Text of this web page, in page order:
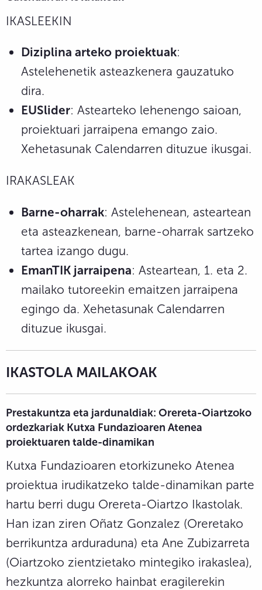
IKASLEEKIN
Diziplina arteko proiektuak:
Astelehenetik asteazkenera gauzatuko
dira.
EUSlider: Astearteko lehenengo saioan,
proiektuari jarraipena emango zaio.
Xehetasunak Calendarren dituzue ikusgai.
IRAKASLEAK
Barne-oharrak: Astelehenean, asteartean
eta asteazkenean, barne-oharrak sartzeko
tartea izango dugu.
EmanTIK jarraipena: Asteartean, 1. eta 2.
mailako tutoreekin emaitzen jarraipena
egingo da. Xehetasunak Calendarren
dituzue ikusgai.
IKASTOLA MAILAKOAK
Prestakuntza eta jardunaldiak: Orereta-Oiartzoko
ordezkariak Kutxa Fundazioaren Atenea
proiektuaren talde-dinamikan
Kutxa Fundazioaren etorkizuneko Atenea
proiektua irudikatzeko talde-dinamikan parte
hartu berri dugu Orereta-Oiartzo Ikastolak.
Han izan ziren Oñatz Gonzalez (Oreretako
berrikuntza arduraduna) eta Ane Zubizarreta
(Oiartzoko zientzietako mintegiko irakaslea),
hezkuntza alorreko hainbat eragilerekin